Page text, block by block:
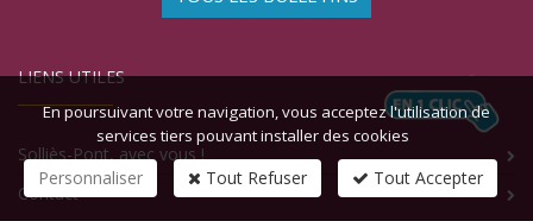
LIENS UTILES
Solliès-Pont, avec vous !
Contact
En poursuivant votre navigation, vous acceptez l'utilisation de
services tiers pouvant installer des cookies
Personnaliser Tout Refuser Tout Accepter